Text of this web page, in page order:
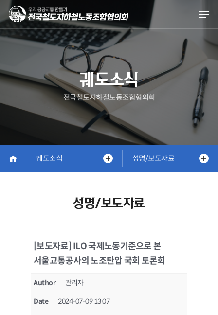
Skip
main
content
궤도소식
전국철도지하철노동조합협의회
궤도소식 성명/보도자료
성명/보도자료
[보도자료] ILO 국제노동기준으로 본
서울교통공사의 노조탄압 국회 토론회
Author 관리자
Date 2024-07-09 13:07